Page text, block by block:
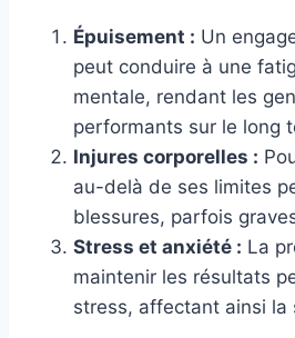
Épuisement : Un
peut conduire à une
mentale, rendant les
performants sur le long
Injures corporelles :
au-delà de ses limites
blessures, parfois
Stress et anxiété : La
maintenir les résultats
stress, affectant ainsi la